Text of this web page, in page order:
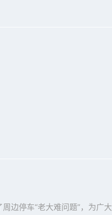
边停车“老大难问题”，为广大